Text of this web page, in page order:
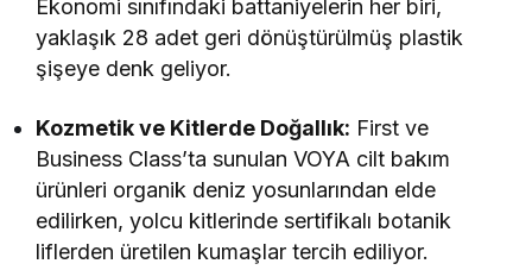
Ekonomi sınıfındaki battaniyelerin her biri,
yaklaşık 28 adet geri dönüştürülmüş plastik
şişeye denk geliyor.
Kozmetik ve Kitlerde Doğallık: First ve
Business Class’ta sunulan VOYA cilt bakım
ürünleri organik deniz yosunlarından elde
edilirken, yolcu kitlerinde sertifikalı botanik
liflerden üretilen kumaşlar tercih ediliyor.